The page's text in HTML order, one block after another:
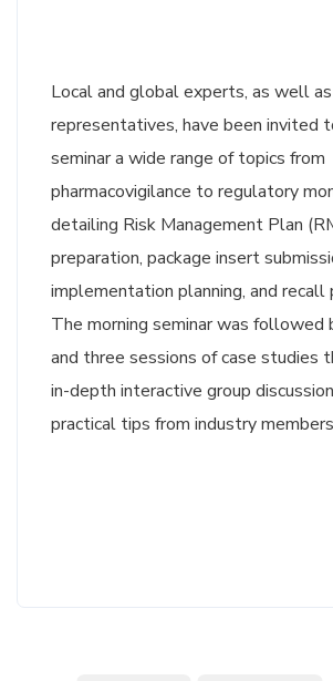
Local and global experts, as well
representatives, have been invited
seminar a wide range of topics from
pharmacovigilance to regulatory
detailing Risk Management Plan
preparation, package insert
implementation planning, and recall
The morning seminar was followed
and three sessions of case studies
in-depth interactive group
practical tips from industry